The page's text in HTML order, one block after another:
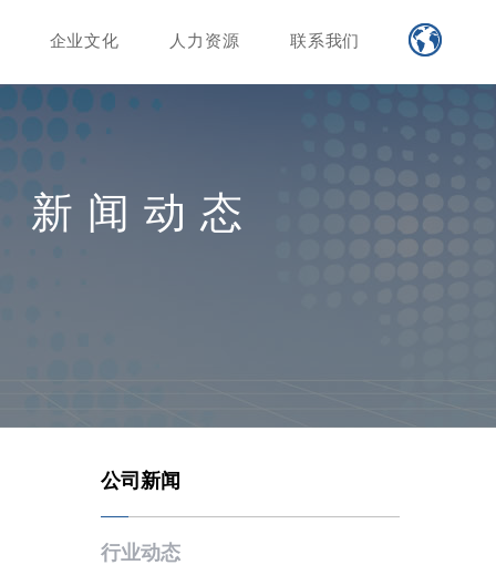
企业文化 人力资源 联系我们
新闻动态
公司新闻
行业动态